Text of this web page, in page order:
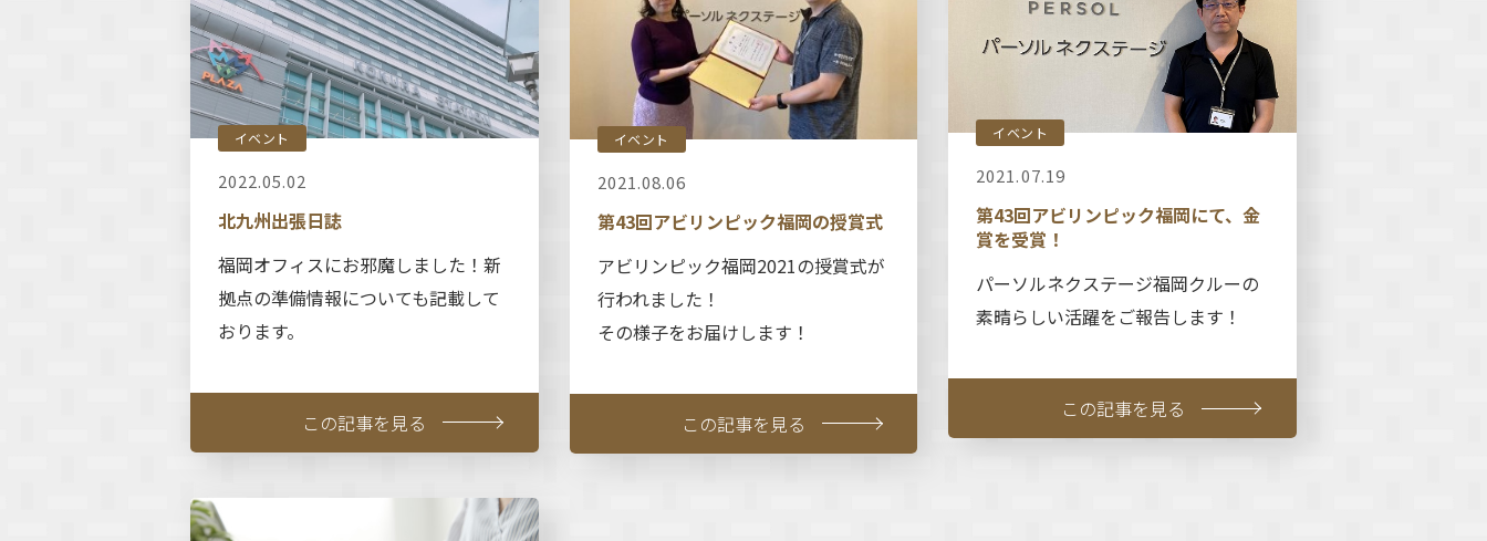
イベント
2022.05.02
北九州出張日誌
福岡オフィスにお邪魔しました！新
拠点の準備情報についても記載して
おります。
この記事を見る
イベント
2021.08.06
第43回アビリンピック福岡の授賞式
アビリンピック福岡2021の授賞式が
行われました！
その様子をお届けします！
この記事を見る
イベント
2021.07.19
第43回アビリンピック福岡にて、金
賞を受賞！
パーソルネクステージ福岡クルーの
素晴らしい活躍をご報告します！
この記事を見る